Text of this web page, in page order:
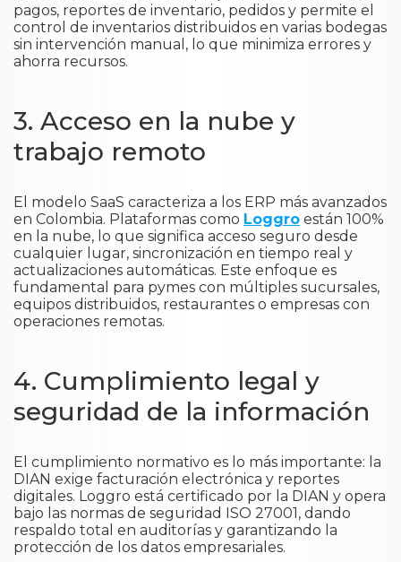
pagos, reportes de inventario, pedidos y permite el
control de inventarios distribuidos en varias bodegas
sin intervención manual, lo que minimiza errores y
ahorra recursos.
3. Acceso en la nube y
trabajo remoto
El modelo SaaS caracteriza a los ERP más avanzados
en Colombia. Plataformas como Loggro están 100%
en la nube, lo que significa acceso seguro desde
cualquier lugar, sincronización en tiempo real y
actualizaciones automáticas. Este enfoque es
fundamental para pymes con múltiples sucursales,
equipos distribuidos, restaurantes o empresas con
operaciones remotas.
4. Cumplimiento legal y
seguridad de la información
El cumplimiento normativo es lo más importante: la
DIAN exige facturación electrónica y reportes
digitales. Loggro está certificado por la DIAN y opera
bajo las normas de seguridad ISO 27001, dando
respaldo total en auditorías y garantizando la
protección de los datos empresariales.